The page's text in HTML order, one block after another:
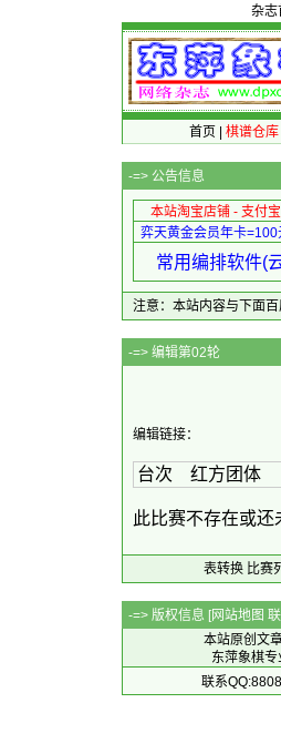
杂志
首页 棋谱仓库|
-=> 公告信息
本站淘宝店铺 - 支付宝
弈天黄金会员年卡=100
常用编排软件(
注意：本站内容与下面
-=>
编辑链接：
台次 红方团
此比赛不存在或
表转换 比赛
-=> 版权信息 [网站地图
本站原创文
东萍象棋
联系